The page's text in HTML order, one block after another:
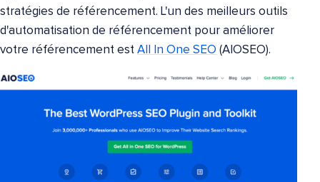
stratégies de référencement. L'un des meilleurs outils
d'automatisation de référencement pour améliorer
votre référencement est All In One SEO (AIOSEO).